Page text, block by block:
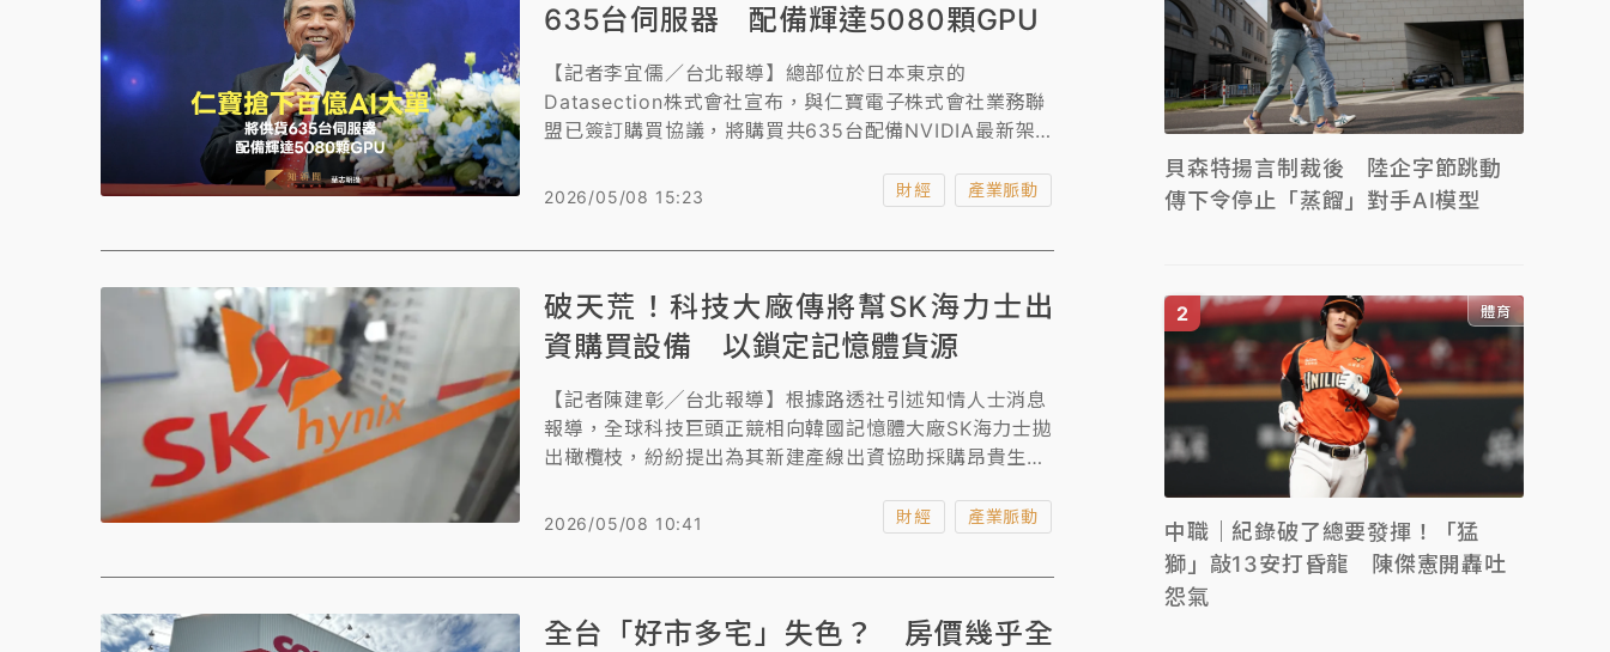
635台伺服器 配備輝達5080顆GPU
【記者李宜儒／台北報導】總部位於日本東京的
Datasection株式會社宣布，與仁寶電子株式會社業務聯
盟已簽訂購買協議，將購買共635台配備NVIDIA最新架
總投資額約3.25億美元（約102億台幣），仁寶今天股價
2026/05/08 15:23 財經 產業脈動
破天荒！科技大廠傳將幫SK海力士出
資購買設備 以鎖定記憶體貨源
【記者陳建彰╱台北報導】根據路透社引述知情人士消息
報導，全球科技巨頭正競相向韓國記憶體大廠SK海力士拋
出橄欖枝，紛紛提出為其新建產線出資協助採購昂貴生產
2026/05/08 10:41 財經 產業脈動
全台「好市多宅」失色？ 房價幾乎全
貝森特揚言制裁後 陸企字節跳動
傳下令停止「蒸餾」對手AI模型
體育
中職｜紀錄破了總要發揮！「猛
獅」敲13安打昏龍 陳傑憲開轟吐
怨氣